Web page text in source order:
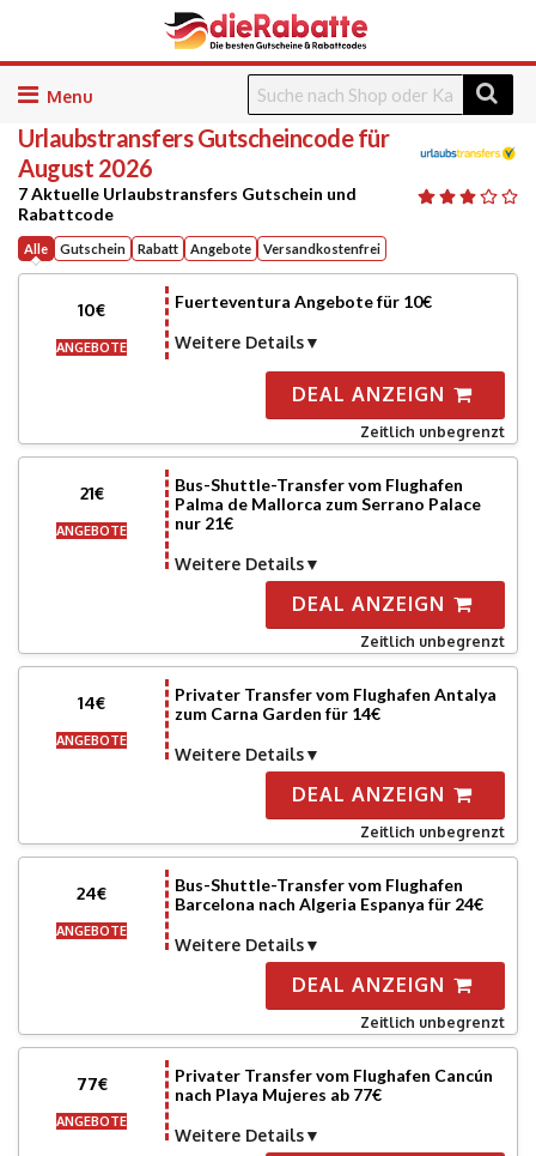
Skip
content
UrlaubstransfersGutscheincode für
August 2026
7 Aktuelle Urlaubstransfers Gutschein und
Rabattcode
Alle Gutschein Rabatt Angebote Versandkostenfrei
10€
ANGEBOTE
Fuerteventura Angebote für 10€
Weitere Details
DEAL ANZEIGN
Zeitlich unbegrenzt
21€
ANGEBOTE
Bus-Shuttle-Transfer vom Flughafen
Palma de Mallorca zum Serrano Palace
nur 21€
Weitere Details
DEAL ANZEIGN
Zeitlich unbegrenzt
14€
ANGEBOTE
Privater Transfer vom Flughafen Antalya
zum Carna Garden für 14€
Weitere Details
DEAL ANZEIGN
Zeitlich unbegrenzt
24€
ANGEBOTE
Bus-Shuttle-Transfer vom Flughafen
Barcelona nach Algeria Espanya für 24€
Weitere Details
DEAL ANZEIGN
Zeitlich unbegrenzt
77€
ANGEBOTE
Privater Transfer vom Flughafen Cancún
nach Playa Mujeres ab 77€
Weitere Details